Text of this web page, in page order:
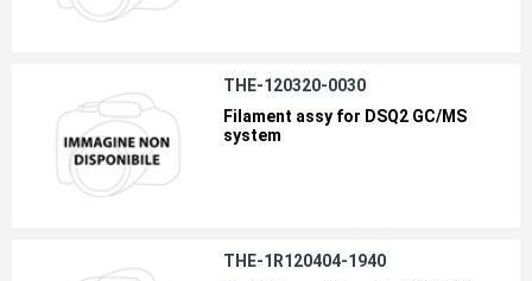
THE-120320-0030
Filament assy for DSQ2 GC/MS
system
THE-1R120404-1940